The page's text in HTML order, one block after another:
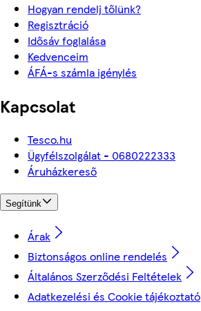
Hogyan rendelj tőlünk?
Regisztráció
Idősáv foglalása
Kedvenceim
ÁFÁ-s számla igénylés
Kapcsolat
Tesco.hu
Ügyfélszolgálat - 0680222333
Áruházkereső
Segítünk
Árak
Biztonságos online rendelés
Általános Szerződési Feltételek
Adatkezelési és Cookie tájékoztató